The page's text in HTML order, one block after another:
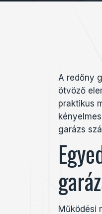
A redőny
ötvöző
praktikus
garázs
Működési